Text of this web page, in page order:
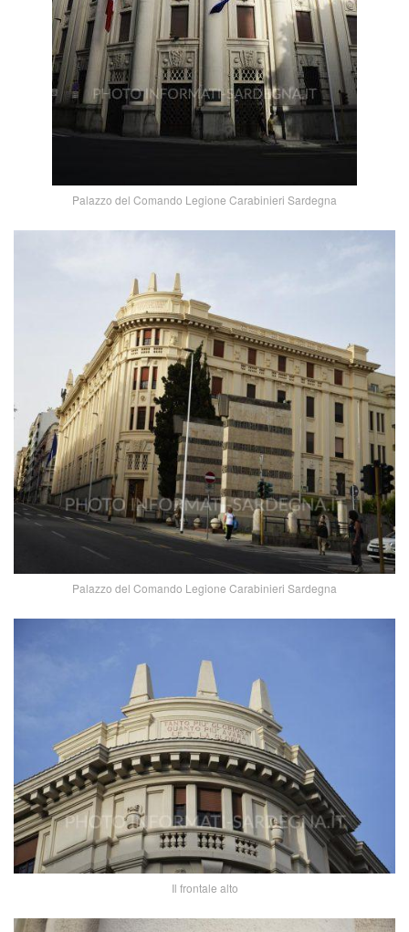
Palazzo del Comando Legione Carabinieri Sardegna
Palazzo del Comando Legione Carabinieri Sardegna
Il frontale alto